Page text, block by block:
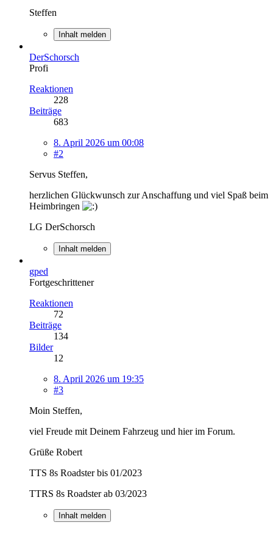
Steffen
Inhalt melden
DerSchorsch
Profi
Reaktionen
228
Beiträge
683
8. April 2026 um 00:08
#2
Servus Steffen,
herzlichen Glückwunsch zur Anschaffung und viel Spaß beim
Heimbringen
LG DerSchorsch
Inhalt melden
gped
Fortgeschrittener
Reaktionen
72
Beiträge
134
Bilder
12
8. April 2026 um 19:35
#3
Moin Steffen,
viel Freude mit Deinem Fahrzeug und hier im Forum.
Grüße Robert
TTS 8s Roadster bis 01/2023
TTRS 8s Roadster ab 03/2023
Inhalt melden